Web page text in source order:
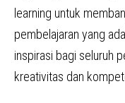
learning untuk
pembelajaran yang
inspirasi bagi seluruh
kreativitas dan